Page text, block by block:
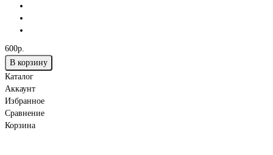
600р.
В корзину
Каталог
Аккаунт
Избранное
Сравнение
Корзина